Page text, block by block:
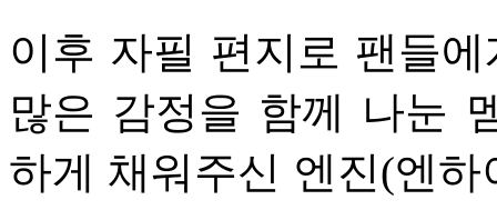
이후 자필 편지로 팬들
많은 감정을 함께 나눈
하게 채워주신 엔진(엔